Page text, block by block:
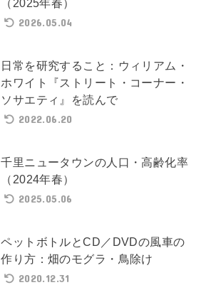
（2025年春）
2026.05.04
日常を研究すること：ウィリアム・
ホワイト『ストリート・コーナー・
ソサエティ』を読んで
2022.06.20
千里ニュータウンの人口・高齢化率
（2024年春）
2025.05.06
ペットボトルとCD／DVDの風車の
作り方：畑のモグラ・鳥除け
2020.12.31